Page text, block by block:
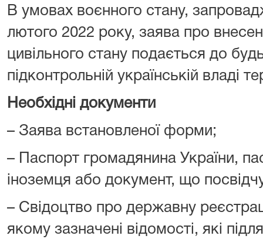
В умовах воєнного стану,
лютого 2022 року, заява про
цивільного стану подається до
підконтрольній українській владі
Необхідні документи
– Заява встановленої форми;
– Паспорт громадянина України,
іноземця або документ, що
– Свідоцтво про державну
якому зазначені відомості, які